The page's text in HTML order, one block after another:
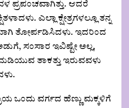
ಪ್ರಪಂಚವಾಗಿತ್ತು. ಆದರೆ
ಎಲ್ಲಾ ಕ್ಷೇತ್ರಗಳಲ್ಲೂ ತನ್ನ
ತೋರ್ಪಡಿಸಿದಳು. ಇದರಿಂದ
ಸಂಸಾರ ಇವಿಷ್ಟೇ ಅಲ್ಲ,
ತಾಕತ್ತು ಇರುವವಳು
ಒಂದು ವರ್ಗದ ಹೆಣ್ಣು ಮಕ್ಕಳಿಗೆ